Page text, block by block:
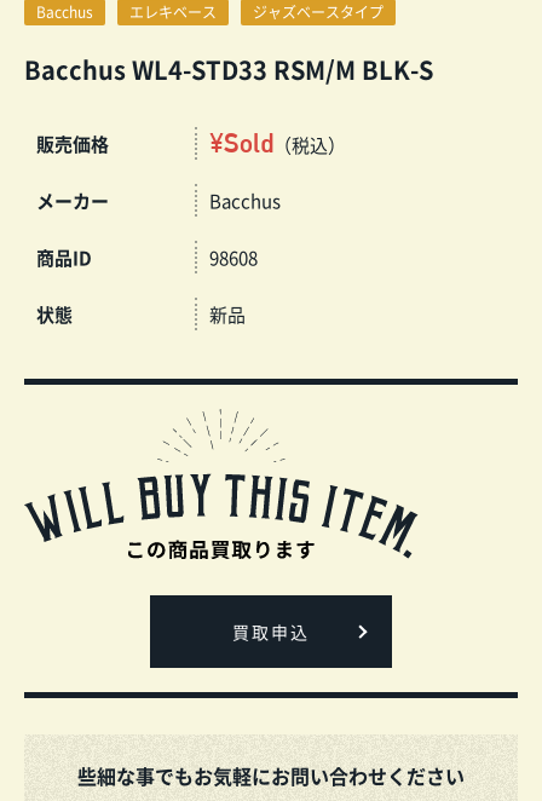
Bacchus エレキベース ジャズベースタイプ
Bacchus WL4-STD33 RSM/M BLK-S
販売価格 ¥Sold （税込）
メーカー Bacchus
商品ID 98608
状態 新品
買取申込
些細な事でもお気軽にお問い合わせください